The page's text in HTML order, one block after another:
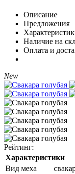
Описание
Предложения
Наличие на
Оплата и
New
Рейтинг:
Характеристики
Вид меха